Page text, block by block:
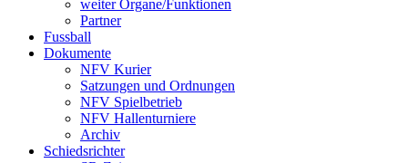
weiter Organe/Funktionen
Partner
Fussball
Dokumente
NFV Kurier
Satzungen und Ordnungen
NFV Spielbetrieb
NFV Hallenturniere
Archiv
Schiedsrichter